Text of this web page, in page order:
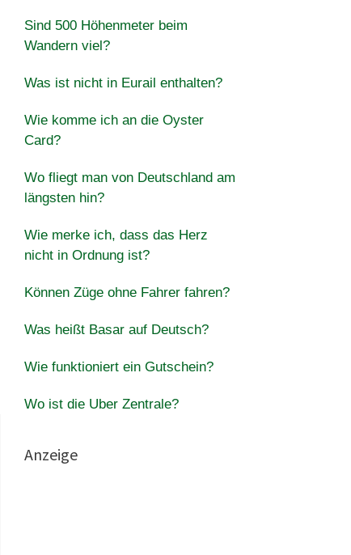
Sind 500 Höhenmeter beim
Wandern viel?
Was ist nicht in Eurail enthalten?
Wie komme ich an die Oyster
Card?
Wo fliegt man von Deutschland am
längsten hin?
Wie merke ich, dass das Herz
nicht in Ordnung ist?
Können Züge ohne Fahrer fahren?
Was heißt Basar auf Deutsch?
Wie funktioniert ein Gutschein?
Wo ist die Uber Zentrale?
Anzeige